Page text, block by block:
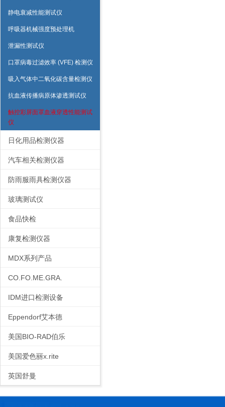
静电衰减性能测试仪
呼吸器机械强度预处理机
泄漏性测试仪
口罩病毒过滤效率 (VFE) 检测仪
吸入气体中二氧化碳含量检测仪
抗血液传播病原体渗透测试仪
触控彩屏面罩血液穿透性能测试
仪
日化用品检测仪器
汽车相关检测仪器
防雨服雨具检测仪器
玻璃测试仪
食品快检
康复检测仪器
MDX系列产品
CO.FO.ME.GRA.
IDM进口检测设备
Eppendorf艾本德
美国BIO-RAD伯乐
美国爱色丽x.rite
英国舒曼